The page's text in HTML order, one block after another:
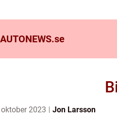
AUTONEWS.se
2023 Jon Larsson